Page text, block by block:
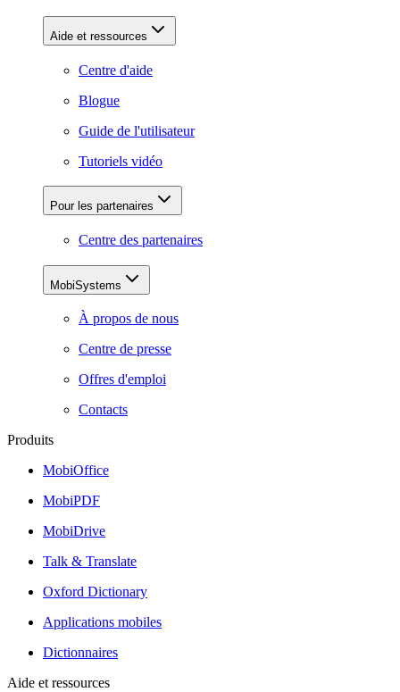
Aide et ressources
Centre d'aide
Blogue
Guide de l'utilisateur
Tutoriels vidéo
Pour les partenaires
Centre des partenaires
MobiSystems
À propos de nous
Centre de presse
Offres d'emploi
Contacts
Produits
MobiOffice
MobiPDF
MobiDrive
Talk & Translate
Oxford Dictionary
Applications mobiles
Dictionnaires
Aide et ressources